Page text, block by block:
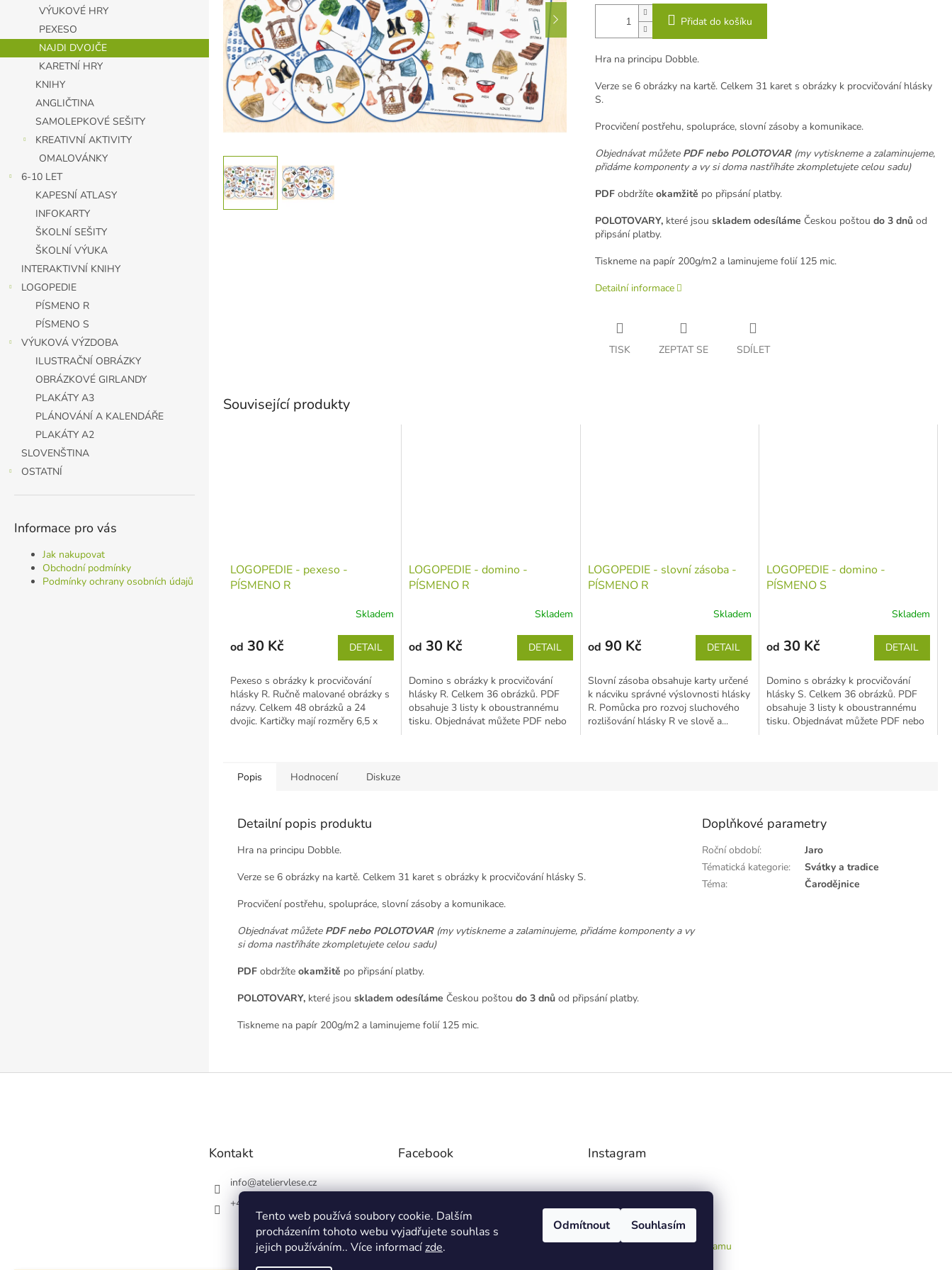
Tento web používá soubory cookie. Dalším
procházením tohoto webu vyjadřujete souhlas s
jejich používáním.. Více informacízde.
Odmítnout Souhlasím
l
VÝUKOVÉ HRY
PEXESO
NAJDI DVOJČE
KARETNÍ HRY
KNIHY
ANGLIČTINA
SAMOLEPKOVÉ SEŠITY
KREATIVNÍ AKTIVITY
OMALOVÁNKY
6-10 LET
KAPESNÍ ATLASY
INFOKARTY
ŠKOLNÍ SEŠITY
ŠKOLNÍ VÝUKA
INTERAKTIVNÍ KNIHY
LOGOPEDIE
PÍSMENO R
PÍSMENO S
VÝUKOVÁ VÝZDOBA
ILUSTRAČNÍ OBRÁZKY
OBRÁZKOVÉ GIRLANDY
PLAKÁTY A3
PLÁNOVÁNÍ A KALENDÁŘE
PLAKÁTY A2
SLOVENŠTINA
OSTATNÍ
Informace pro vás
Jak nakupovat
Obchodní podmínky
Podmínky ochrany osobních údajů
Přidat do košíku
Hra na principu Dobble.
Verze se 6 obrázky na kartě. Celkem 31 karet s obrázky k procvičování hlásky
S.
Procvičení postřehu, spolupráce, slovní zásoby a komunikace.
Objednávat můžete PDF nebo POLOTOVAR (my vytiskneme a zalaminujeme,
přidáme komponenty a vy si doma nastříháte zkompletujete celou sadu)
PDFobdržíteokamžitě po připsání platby.
POLOTOVARY,které jsou skladem odesíláme Českou poštou do 3 dnůod
připsání platby.
Tiskneme na papír 200g/m2 a laminujeme folií 125 mic.
Detailní informace
TISK ZEPTAT SE SDÍLET
Související produkty
LOGOPEDIE - pexeso -
PÍSMENO R
Skladem
od 30 Kč DETAIL
Pexeso s obrázky k procvičování
hlásky R. Ručně malované obrázky s
názvy. Celkem 48 obrázků a 24
dvojic. Kartičky mají rozměry 6,5 x
LOGOPEDIE - domino -
PÍSMENO R
Skladem
od 30 Kč DETAIL
Domino s obrázky k procvičování
hlásky R. Celkem 36 obrázků. PDF
obsahuje 3 listy k oboustrannému
tisku. Objednávat můžete PDF nebo
LOGOPEDIE - slovní zásoba -
PÍSMENO R
Skladem
od 90 Kč DETAIL
Slovní zásoba obsahuje karty určené
k nácviku správné výslovnosti hlásky
R. Pomůcka pro rozvoj sluchového
rozlišování hlásky R ve slově a...
LOGOPEDIE - domino -
PÍSMENO S
Skladem
od 30 Kč DETAIL
Domino s obrázky k procvičování
hlásky S. Celkem 36 obrázků. PDF
obsahuje 3 listy k oboustrannému
tisku. Objednávat můžete PDF nebo
Popis Hodnocení Diskuze
Detailní popis produktu
Hra na principu Dobble.
Verze se 6 obrázky na kartě. Celkem 31 karet s obrázky k procvičování hlásky S.
Procvičení postřehu, spolupráce, slovní zásoby a komunikace.
Objednávat můžete PDF nebo POLOTOVAR (my vytiskneme a zalaminujeme, přidáme komponenty a vy
si doma nastříháte zkompletujete celou sadu)
PDF obdržíte okamžitě po připsání platby.
POLOTOVARY, které jsou skladem odesíláme Českou poštou do 3 dnů od připsání platby.
Tiskneme na papír 200g/m2 a laminujeme folií 125 mic.
Doplňkové parametry
Roční období:
Jaro
Tématická kategorie:
Svátky a tradice
Téma: Čarodějnice
Z
Kontakt
info@ateliervlese.cz
+420728548554
Facebook Instagram
Sledovat na Instagramu